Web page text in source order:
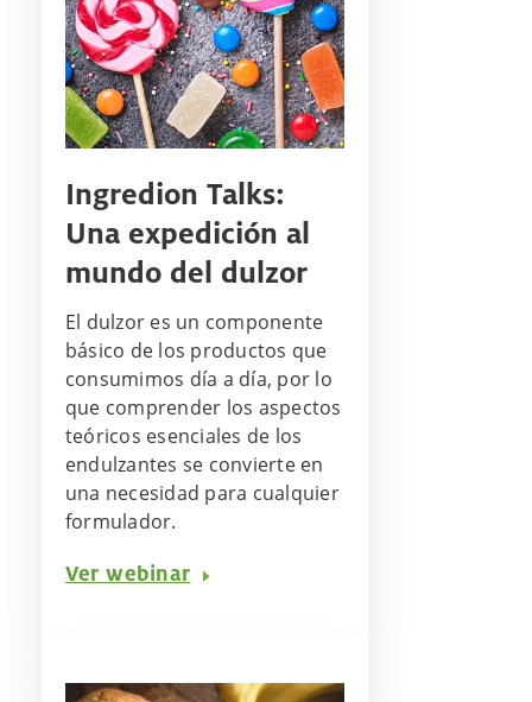
Ingredion Talks:
Una expedición al
mundo del dulzor
El dulzor es un componente
básico de los productos que
consumimos día a día, por lo
que comprender los aspectos
teóricos esenciales de los
endulzantes se convierte en
una necesidad para cualquier
formulador.
Ver webinar